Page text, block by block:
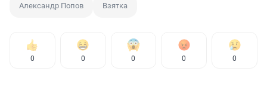
Александр Попов Взятка
0 0 0 0 0